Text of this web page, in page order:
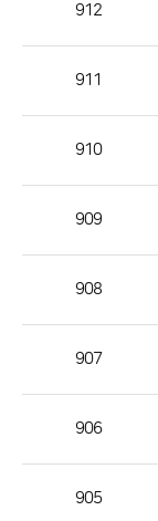
론
호,
912
911
910
909
908
907
906
905